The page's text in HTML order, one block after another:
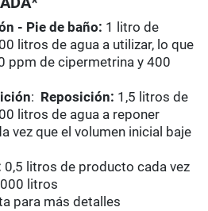
- Pie de baño: 1 litro de
litros de agua a utilizar, lo que
ppm de cipermetrina y 400
: Reposición: 1,5 litros de
litros de agua a reponer
vez que el volumen inicial baje
0,5 litros de producto cada vez
litros
para más detalles